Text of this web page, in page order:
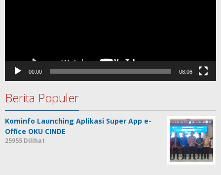
00:00 08:06
Berita Populer
Kominfo Launching Aplikasi Super App e-
Office OKU CINDE
25955 Dilihat